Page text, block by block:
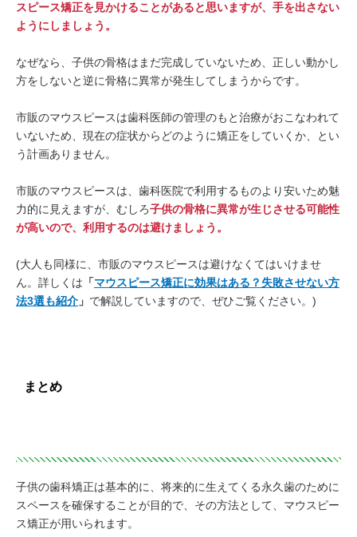
スピース矯正を見かけることがあると思いますが、手を出さない
ようにしましょう。
なぜなら、子供の骨格はまだ完成していないため、正しい動かし
方をしないと逆に骨格に異常が発生してしまうからです。
市販のマウスピースは歯科医師の管理のもと治療がおこなわれて
いないため、現在の症状からどのように矯正をしていくか、とい
う計画ありません。
市販のマウスピースは、歯科医院で利用するものより安いため魅
力的に見えますが、むしろ子供の骨格に異常が生じさせる可能性
が高いので、利用するのは避けましょう。
(大人も同様に、市販のマウスピースは避けなくてはいけませ
ん。詳しくは 「マウスピース矯正に効果はある？失敗させない方
法3選も紹介 」 で解説していますので、ぜひご覧ください。)
まとめ
子供の歯科矯正は基本的に、将来的に生えてくる永久歯のために
スペースを確保することが目的で、その方法として、マウスピー
ス矯正が用いられます。